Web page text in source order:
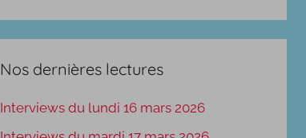
Nos dernières lectures
Interviews du lundi 16 mars 2026